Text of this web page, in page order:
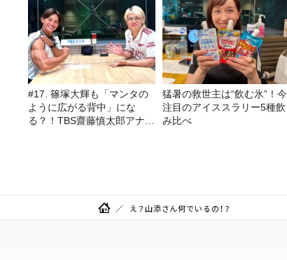
#17. 篠塚大輝も「マンタの
ように広がる背中」にな
る？！TBS齋藤慎太郎アナに
猛暑の救世主は“飲む氷”！今
注目のアイススラリー5種飲
み比べ
え？山添さん何でいるの！？